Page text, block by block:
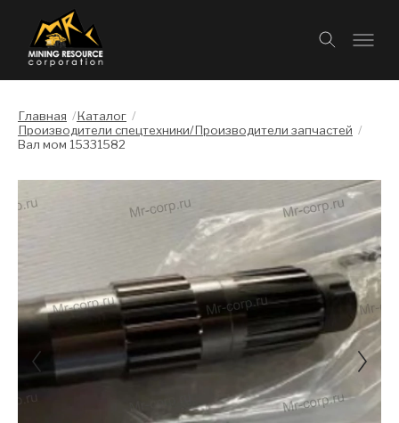
Главная /Каталог /
Производители спецтехники/Производители запчастей /
Вал мом 15331582